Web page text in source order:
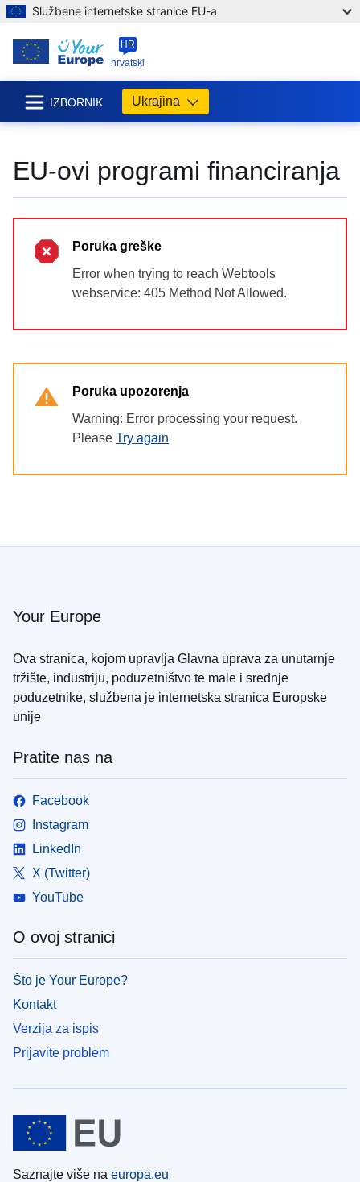
Službene internetske stranice EU-a
HR
hrvatski
IZBORNIK Ukrajina
EU-ovi programi financiranja
Poruka greške
Error when trying to reach Webtools
webservice: 405 Method Not Allowed.
Poruka upozorenja
Warning: Error processing your request.
Please Try again
Your Europe
Ova stranica, kojom upravlja Glavna uprava za unutarnje
tržište, industriju, poduzetništvo te male i srednje
poduzetnike, službena je internetska stranica Europske
unije
Pratite nas na
Facebook
Instagram
LinkedIn
X (Twitter)
YouTube
O ovoj stranici
Što je Your Europe?
Kontakt
Verzija za ispis
Prijavite problem
Saznajte više na europa.eu